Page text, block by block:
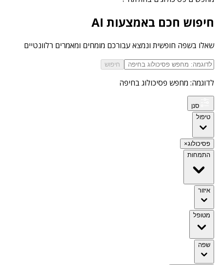
חיפוש חכם באמצעות AI
שאלו בשפה חופשית ונמצא עבורכם מומחים ומאמרים רלוונטיים
חיפוש
לדוגמה: מחפש פסיכולוג בחיפה
סנן
טיפול
פסיכולוג×
התמחות
איזור
מטופל
שפה